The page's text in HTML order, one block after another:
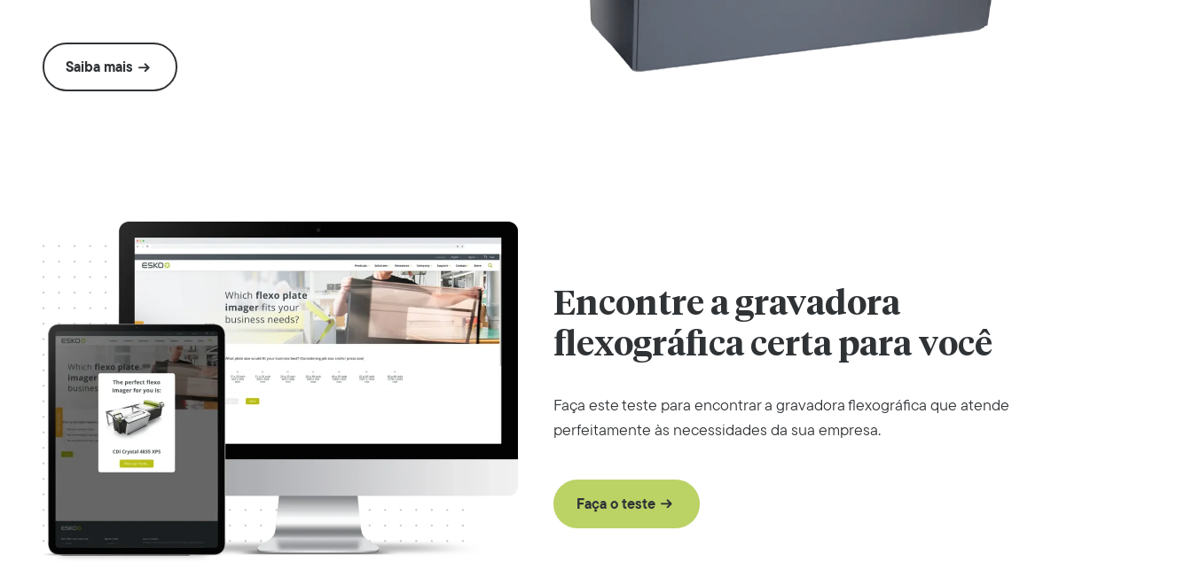
Saiba mais
Encontre a gravadora
flexográfica certa para você
Faça este teste para encontrar a gravadora flexográfica que atende
perfeitamente às necessidades da sua empresa.
Faça o teste